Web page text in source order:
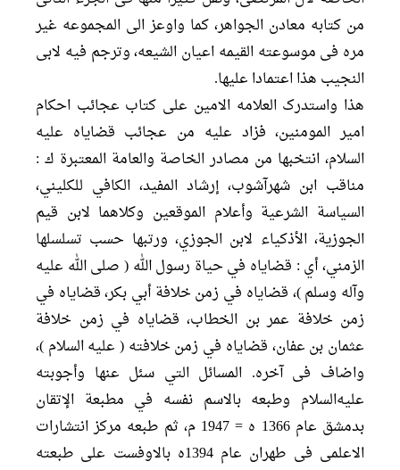
من کتابه معادن الجواهر، کما واوعز الی المجموعه غیر
مره فی موسوعته القیمه اعیان الشیعه، وترجم فیه لابی
النجیب هذا اعتمادا علیها.
هذا واستدرک العلامه الامین علی کتاب عجائب احکام
امیر المومنین، فزاد علیه من عجائب قضایاه علیه
السلام، انتخبها من مصادر الخاصة والعامة المعتبرة ك :
مناقب ابن شهرآشوب، إرشاد المفيد، الكافي للكليني،
السياسة الشرعية وأعلام الموقعين وكلاهما لابن قيم
الجوزية، الأذكياء لابن الجوزي، ورتبها حسب تسلسلها
الزمني، أي : قضاياه في حياة رسول الله ( صلى الله عليه
وآله وسلم )، قضاياه في زمن خلافة أبي بكر، قضاياه في
زمن خلافة عمر بن الخطاب، قضاياه في زمن خلافة
عثمان بن عفان، قضاياه في زمن خلافته ( عليه السلام )،
واضاف فی آخره. المسائل التي سئل عنها وأجوبته
عليه‌السلام وطبعه بالاسم نفسه في مطبعة الإتقان
بدمشق عام 1366 ه = 1947 م، ثم طبعه مرکز انتشارات
الاعلمی فی طهران عام 1394ه بالاوفست علی طبعته